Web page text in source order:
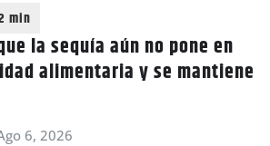
la sequía aún no pone en
alimentaria y se mantiene
6, 2026